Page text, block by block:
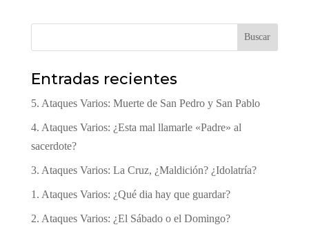
Buscar
Entradas recientes
5. Ataques Varios: Muerte de San Pedro y San Pablo
4. Ataques Varios: ¿Esta mal llamarle «Padre» al
sacerdote?
3. Ataques Varios: La Cruz, ¿Maldición? ¿Idolatría?
1. Ataques Varios: ¿Qué dia hay que guardar?
2. Ataques Varios: ¿El Sábado o el Domingo?